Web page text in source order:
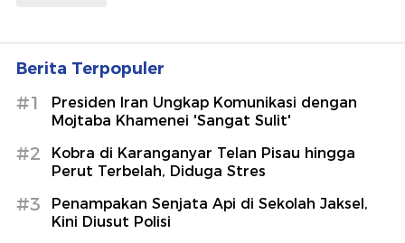
Berita Terpopuler
#1
Presiden Iran Ungkap Komunikasi dengan
Mojtaba Khamenei 'Sangat Sulit'
#2
Kobra di Karanganyar Telan Pisau hingga
Perut Terbelah, Diduga Stres
#3
Penampakan Senjata Api di Sekolah Jaksel,
Kini Diusut Polisi